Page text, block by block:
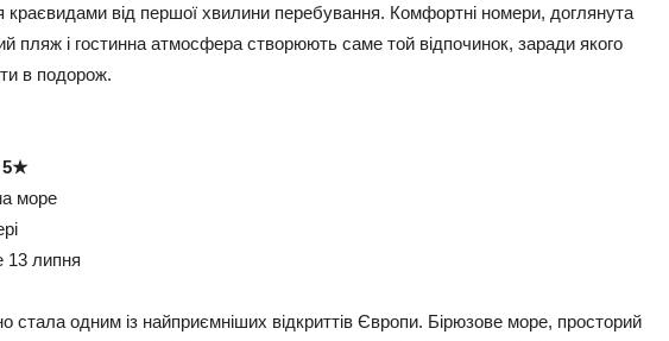
краєвидами від першої хвилини перебування. Комфортні номери, доглянута
пляж і гостинна атмосфера створюють саме той відпочинок, заради якого
в подорож.
5★
море
13 липня
стала одним із найприємніших відкриттів Європи. Бірюзове море, просторий